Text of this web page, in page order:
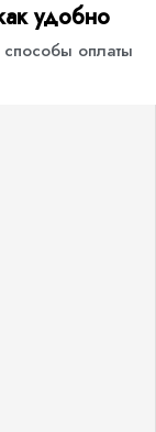
удобно
оплаты